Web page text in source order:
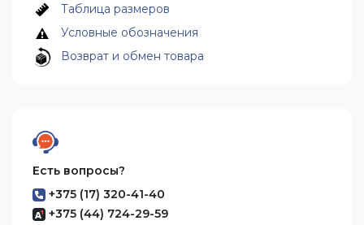
Таблица размеров
Условные обозначения
Возврат и обмен товара
Есть вопросы?
+375 (17) 320-41-40
+375 (44) 724-29-59